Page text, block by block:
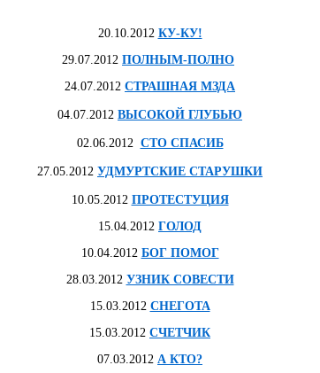
20.10.2012 КУ-КУ!
29.07.2012 ПОЛНЫМ-ПОЛНО
24.07.2012 СТРАШНАЯ МЗДА
04.07.2012 ВЫСОКОЙ ГЛУБЬЮ
02.06.2012 СТО СПАСИБ
27.05.2012 УДМУРТСКИЕ СТАРУШКИ
10.05.2012 ПРОТЕСТУЦИЯ
15.04.2012 ГОЛОД
10.04.2012 БОГ ПОМОГ
28.03.2012 УЗНИК СОВЕСТИ
15.03.2012 СНЕГОТА
15.03.2012 СЧЕТЧИК
07.03.2012 А КТО?